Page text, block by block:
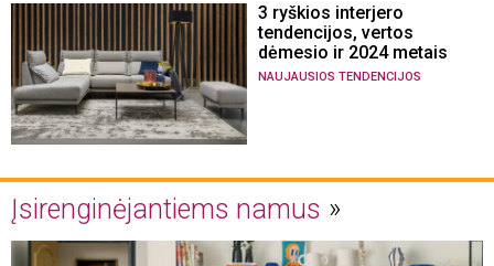
3 ryškios interjero
tendencijos, vertos
dėmesio ir 2024 metais
NAUJAUSIOS TENDENCIJOS
Įsirenginėjantiems namus